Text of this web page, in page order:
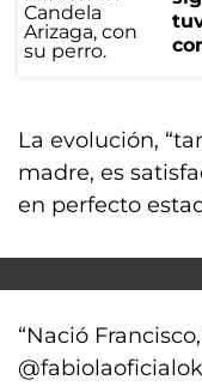
La evolución,
madre, es
en perfecto
“Nació